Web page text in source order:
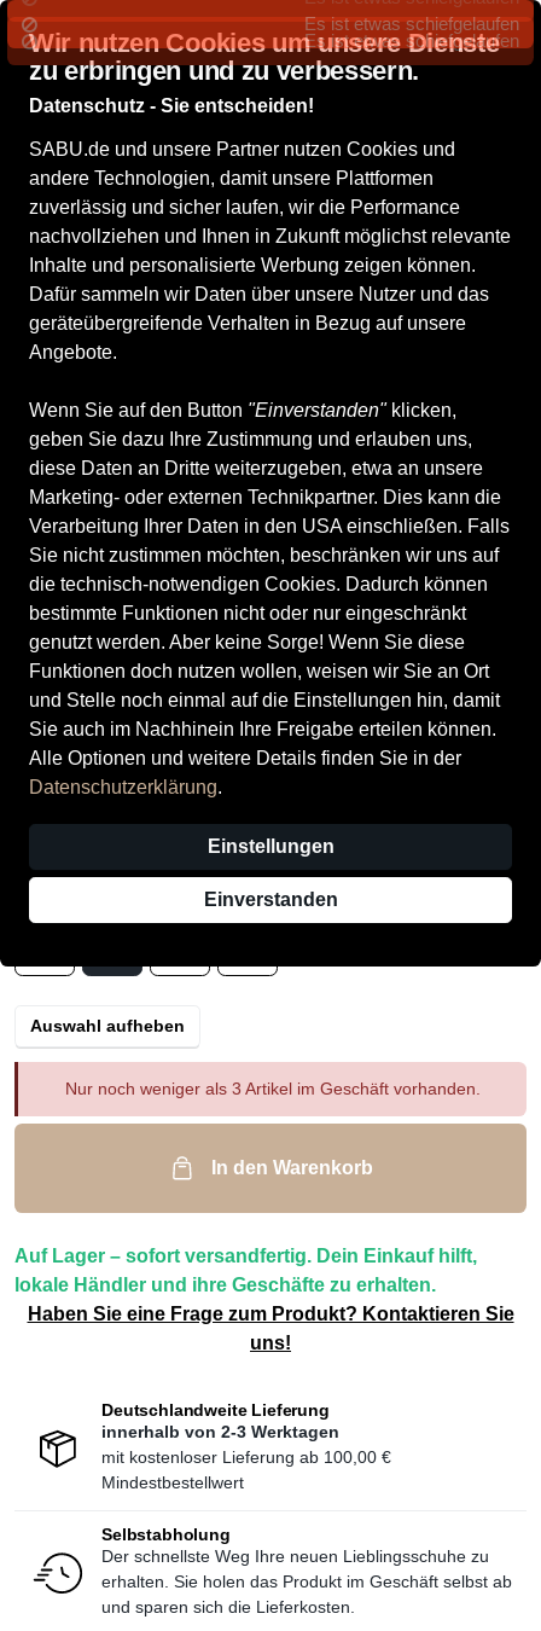
Wir nutzen Cookies um unsere Dienste
zu erbringen und zu verbessern.
Datenschutz - Sie entscheiden!
SABU.de und unsere Partner nutzen Cookies und
andere Technologien, damit unsere Plattformen
zuverlässig und sicher laufen, wir die Performance
nachvollziehen und Ihnen in Zukunft möglichst relevante
Inhalte und personalisierte Werbung zeigen können.
Dafür sammeln wir Daten über unsere Nutzer und das
geräteübergreifende Verhalten in Bezug auf unsere
Angebote.
Wenn Sie auf den Button "Einverstanden"klicken,
geben Sie dazu Ihre Zustimmung und erlauben uns,
diese Daten an Dritte weiterzugeben, etwa an unsere
Marketing- oder externen Technikpartner. Dies kann die
Verarbeitung Ihrer Daten in den USA einschließen. Falls
Sie nicht zustimmen möchten, beschränken wir uns auf
die technisch-notwendigen Cookies. Dadurch können
bestimmte Funktionen nicht oder nur eingeschränkt
genutzt werden. Aber keine Sorge! Wenn Sie diese
Funktionen doch nutzen wollen, weisen wir Sie an Ort
und Stelle noch einmal auf die Einstellungen hin, damit
Sie auch im Nachhinein Ihre Freigabe erteilen können.
Alle Optionen und weitere Details finden Sie in der
Datenschutzerklärung.
Einstellungen
Einverstanden
Tamaris Damenschuhe Klassisch
NAVY COMB
Preis
49,90 € inkl. MwSt.,
Größe
Auswahl aufheben
Nur noch weniger als 3 Artikel im Geschäft vorhanden.
In den Warenkorb
Auf Lager – sofort versandfertig. Dein Einkauf hilft,
lokale Händler und ihre Geschäfte zu erhalten.
Haben Sie eine Frage zum Produkt? Kontaktieren Sie
uns!
Deutschlandweite Lieferung
innerhalb von 2-3 Werktagen
mit kostenloser Lieferung ab 100,00 €
Mindestbestellwert
Selbstabholung
Der schnellste Weg Ihre neuen Lieblingsschuhe zu
erhalten. Sie holen das Produkt im Geschäft selbst ab
und sparen sich die Lieferkosten.